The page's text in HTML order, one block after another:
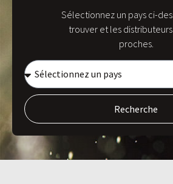
Sélectionnez un pays ci-
trouver et les
proches.
Recherche